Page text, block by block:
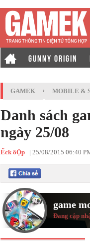
GUNNY ORIGIN
GAMEK › MOBILE &
Danh sách
ngày 25/08
Ếck ôỘp | 25/08/2015 06:40
game
Đang cập